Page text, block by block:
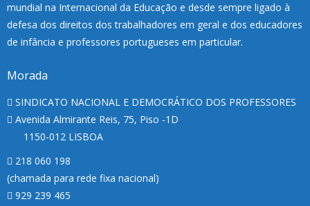
mundial na Internacional da Educação e desde sempre ligado à
defesa dos direitos dos trabalhadores em geral e dos educadores
de infância e professores portugueses em particular.
Morada
SINDICATO NACIONAL E DEMOCRÁTICO DOS PROFESSORES
Avenida Almirante Reis, 75, Piso -1D
1150-012 LISBOA
218 060 198
(chamada para rede fixa nacional)
929 239 465